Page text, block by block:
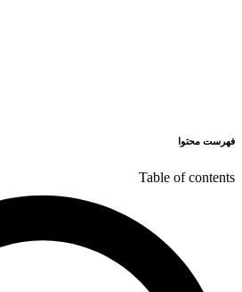
فهرست محتوا
Table of contents